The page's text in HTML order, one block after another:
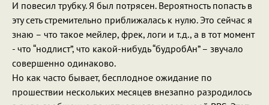
И повесил трубку. Я был потрясен. Вероятность попасть в
эту сеть стремительно приближалась к нулю. Это сейчас я
знаю – что такое мейлер, фрек, логи и т.д., а в тот момент
- что “нодлист”, что какой-нибудь “будробАн” – звучало
совершенно одинаково.
Но как часто бывает, бесплодное ожидание по
прошествии нескольких месяцев внезапно разродилось